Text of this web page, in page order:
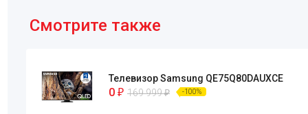
Смотрите также
Телевизор Samsung QE75Q80DAUXCE
0 ₽ 169 999₽ -100%